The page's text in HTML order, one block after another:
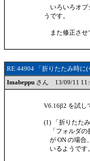
いろいろオプ
うです。
また修正させ
RE:44904 「折りたたみ時に
Imabeppu さん 13/09/11
V6.16β2 を試し
(1) 「折りたた
「フォルダの
が ON の場合
いるようです。